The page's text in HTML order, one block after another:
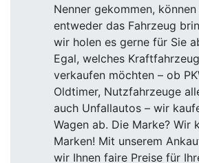
Nenner gekommen, können
entweder das Fahrzeug
wir holen es gerne für Sie
Egal, welches
verkaufen möchten – ob
Oldtimer, Nutzfahrzeuge
auch Unfallautos – wir
Wagen ab. Die Marke? Wir
Marken! Mit unserem
wir Ihnen faire Preise für